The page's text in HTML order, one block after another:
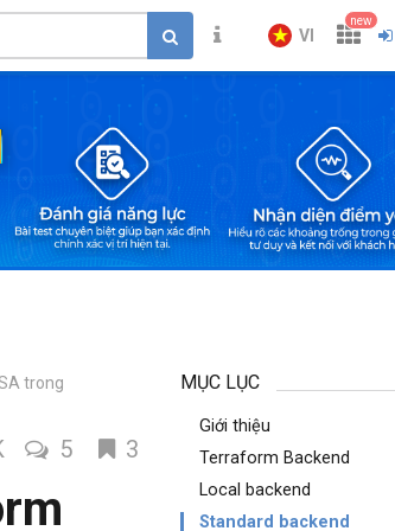
VI
new
trong
5 3
MỤC LỤC
Giới thiệu
Terraform Backend
Local backend
Standard backend